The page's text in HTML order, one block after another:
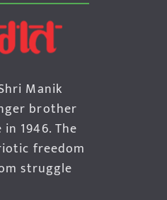
Manik
brother
1946. The
freedom
struggle